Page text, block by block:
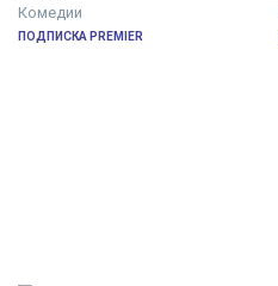
Комедии
ПОДПИСКА PREMIER